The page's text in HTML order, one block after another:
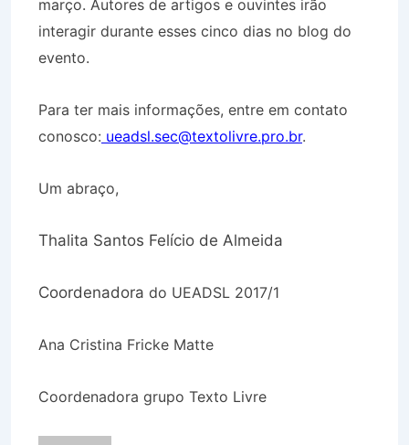
março. Autores de artigos e ouvintes irão
interagir durante esses cinco dias no blog do
evento.
Para ter mais informações, entre em contato
conosco: ueadsl.sec@textolivre.pro.br.
Um abraço,
Thalita Santos Felício de Almeida
Coordenadora do UEADSL 2017/1
Ana Cristina Fricke Matte
Coordenadora grupo Texto Livre